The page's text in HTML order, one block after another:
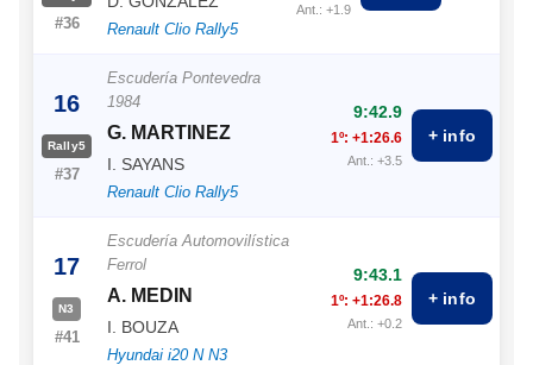
#36 Renault Clio Rally5
Ant.: +1.9
16
Rally5
#37
Escudería Pontevedra
1984
G. MARTINEZ
I. SAYANS
Renault Clio Rally5
9:42.9
1º: +1:26.6
Ant.: +3.5
+ info
17
N3
#41
Escudería Automovilística
Ferrol
A. MEDIN
I. BOUZA
Hyundai i20 N N3
9:43.1
1º: +1:26.8
Ant.: +0.2
+ info